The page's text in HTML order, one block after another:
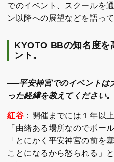
でのイベント、スクールを
ン以降への展望などを語っ
KYOTO BBの知名度を
ント。
──平安神宮でのイベントは
った経緯を教えてください。
紅谷 ：開催までには１年以
「由緒ある場所なのでボー
「とにかく平安神宮の前を
ことになるから怒られる」